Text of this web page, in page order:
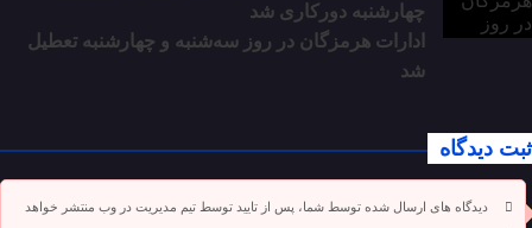
چهارشنبه دورکاری شد
ادارات هرمزگان در روز سه‌شنبه و چهارشنبه تعطیل
شد
ثبت دیدگاه
دیدگاه های ارسال شده توسط شما، پس از تایید توسط تیم مدیریت در وب منتشر خواهد